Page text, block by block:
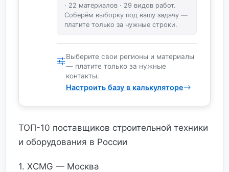
· 22 материалов · 29 видов работ.
Соберём выборку под вашу задачу —
платите только за нужные строки.
Выберите свои регионы и материалы
— платите только за нужные
контакты.
Настроить базу в калькуляторе
ТОП-10 поставщиков строительной техники
и оборудования в России
1. XCMG — Москва